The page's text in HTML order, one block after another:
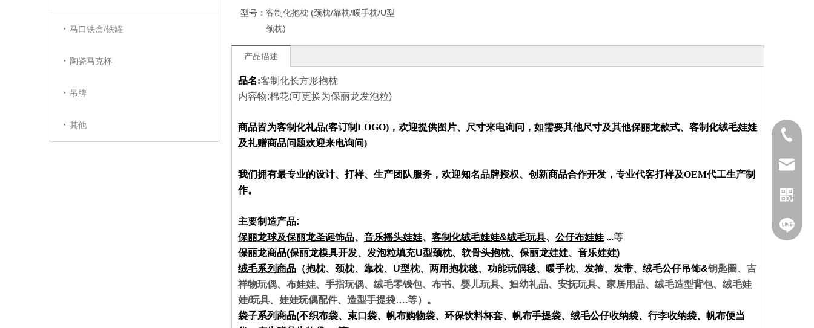
马口铁盒/铁罐
陶瓷马克杯
吊牌
其他
型号： 客制化抱枕 (颈枕/靠枕/暖手枕/U型
颈枕)
产品描述
品名:客制化长方形抱枕
内容物:棉花(可更换为保丽龙发泡粒)
商品皆为客制化礼品(客订制LOGO)，欢迎提供图片、尺寸来电询问，如需要其他尺寸及其他保丽龙款式、客制化绒毛娃娃
及礼赠商品问题欢迎来电询问)
我们拥有最专业的设计、打样、生产团队服务，欢迎知名品牌授权、创新商品合作开发，专业代客打样及OEM代工生产制
作。
主要制造产品:
保丽龙球及保丽龙圣诞饰品、 音乐摇头娃娃、 客制化绒毛娃娃&绒毛玩具、 公仔布娃娃 ...等
保丽龙商品(保丽龙模具开发、发泡粒填充U型颈枕、软骨头抱枕、保丽龙娃娃、音乐娃娃)
绒毛系列商品 （抱枕、颈枕、靠枕、U型枕、两用抱枕毯、功能玩偶毯、暖手枕、发箍、发带、绒毛公仔吊饰&钥匙圈、吉
祥物玩偶、布娃娃、手指玩偶、绒毛零钱包、布书、婴儿玩具、妇幼礼品、安抚玩具、家居用品、绒毛造型背包、绒毛娃
娃/玩具、娃娃玩偶配件、造型手提袋….等）。
袋子系列商品(不织布袋、束口袋、帆布购物袋、环保饮料杯套、帆布手提袋、绒毛公仔收纳袋、行李收纳袋、帆布便当
02-